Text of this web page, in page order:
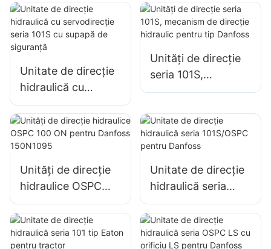
tractoare Valmet
tractor RENAULT
Unitate de direcție
hidraulică cu
servodirecție seria
101S cu supapă de
siguranță
Unități de direcție
seria 101S,
mecanism de
pentru tip Danfoss
Unități de direcție
hidraulice OSPC
100 ON pentru
Danfoss 150N1095
Unitate de direcție
hidraulică seria
101S/OSPC pentru
Danfoss